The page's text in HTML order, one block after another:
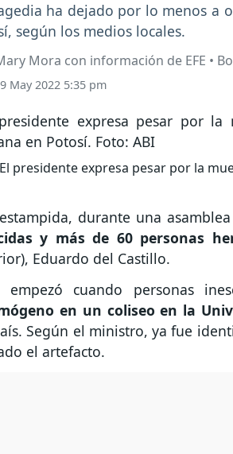
ha dejado por lo menos a
según los medios locales.
Mora con información de EFE •
May 2022 5:35 pm
El presidente expresa pesar por la
durante una
y más de 60 personas
Eduardo del Castillo.
empezó cuando personas
en un coliseo en la
Según el ministro, ya fue
el artefacto.